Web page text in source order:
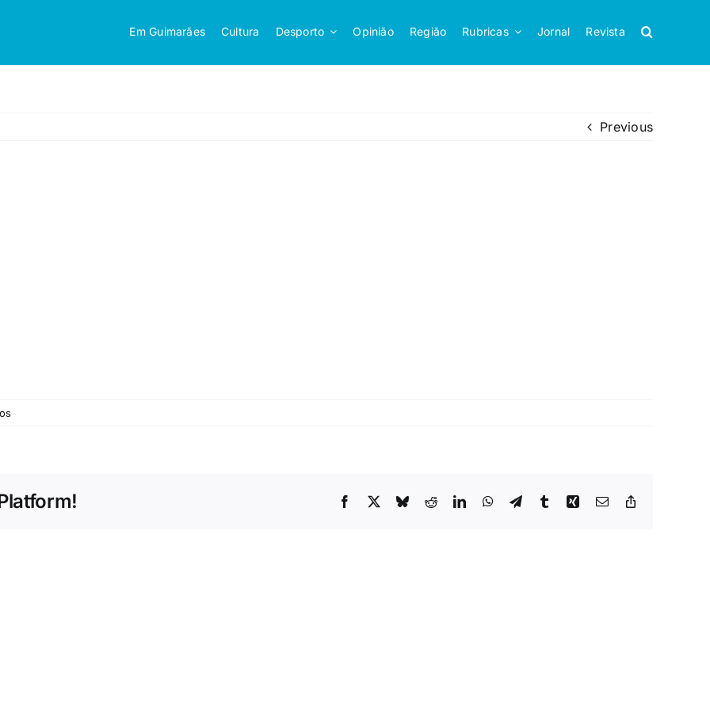
Em Guimarães Cultura Desporto Opinião Região Rubricas Jornal Revista
Previous
em
Facebook
X BlueskyRedditLinkedInWhatsApp
TelegramTumblrXing Email